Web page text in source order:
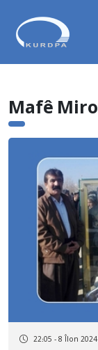
Mafê
22:05 - 8 Îlon 2024